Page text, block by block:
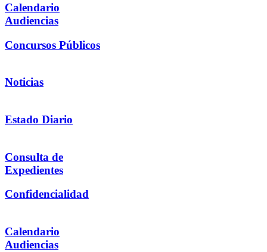
Calendario
Audiencias
Concursos Públicos
Noticias
Estado Diario
Consulta de
Expedientes
Confidencialidad
Calendario
Audiencias